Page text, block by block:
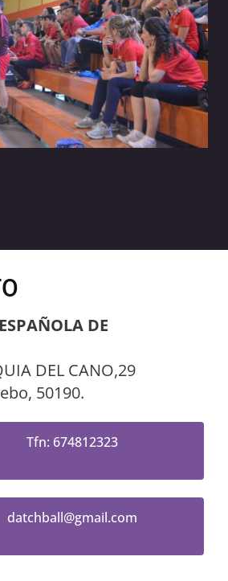
DE
DEL CANO,29
50190.
Tfn: 674812323
datchball@gmail.com